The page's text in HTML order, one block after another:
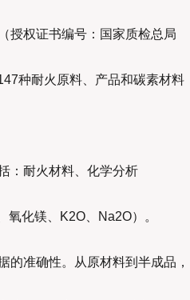
授权证书编号：国家质检总局
种耐火原料、产品和碳素材料
：耐火材料、化学分析
氧化镁、K2O、Na2O）。
的准确性。从原材料到半成品，